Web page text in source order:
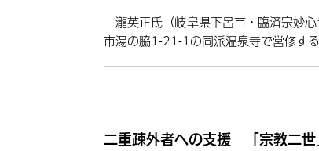
瀧英正氏（岐阜県下呂市・臨済宗妙
市湯の脇1-21-1の同派温泉寺で営修す
二重疎外者への支援 「宗教二世